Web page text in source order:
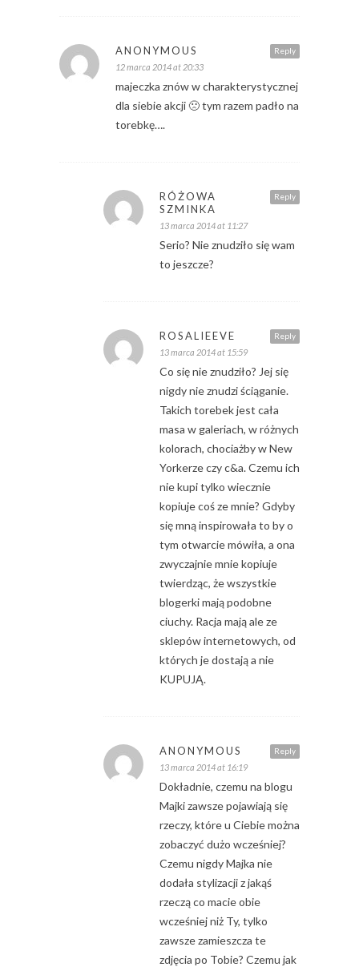
Reply
ANONYMOUS
12 marca 2014 at 20:33
majeczka znów w charakterystycznej
dla siebie akcji 🙁 tym razem padło na
torebkę….
Reply
RÓŻOWA
SZMINKA
13 marca 2014 at 11:27
Serio? Nie znudziło się wam
to jeszcze?
Reply
ROSALIEEVE
13 marca 2014 at 15:59
Co się nie znudziło? Jej się
nigdy nie znudzi ściąganie.
Takich torebek jest cała
masa w galeriach, w różnych
kolorach, chociażby w New
Yorkerze czy c&a. Czemu ich
nie kupi tylko wiecznie
kopiuje coś ze mnie? Gdyby
się mną inspirowała to by o
tym otwarcie mówiła, a ona
zwyczajnie mnie kopiuje
twierdząc, że wszystkie
blogerki mają podobne
ciuchy. Racja mają ale ze
sklepów internetowych, od
których je dostają a nie
KUPUJĄ.
Reply
ANONYMOUS
13 marca 2014 at 16:19
Dokładnie, czemu na blogu
Majki zawsze pojawiają się
rzeczy, które u Ciebie można
zobaczyć dużo wcześniej?
Czemu nigdy Majka nie
dodała stylizacji z jakąś
rzeczą co macie obie
wcześniej niż Ty, tylko
zawsze zamieszcza te
zdjęcia po Tobie? Czemu jak